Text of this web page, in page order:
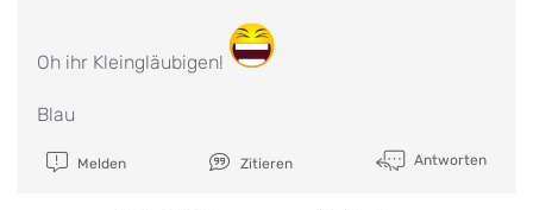
Oh ihr Kleingläubigen!
Blau
Melden Zitieren Antworten